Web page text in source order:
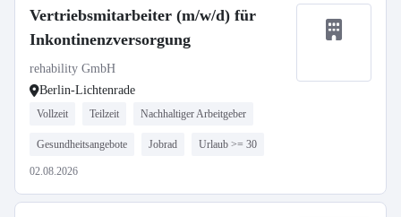
Vertriebsmitarbeiter (m/w/d) für
Inkontinenzversorgung
rehability GmbH
Berlin-Lichtenrade
Vollzeit Teilzeit Nachhaltiger Arbeitgeber
Gesundheitsangebote Jobrad Urlaub >= 30
02.08.2026